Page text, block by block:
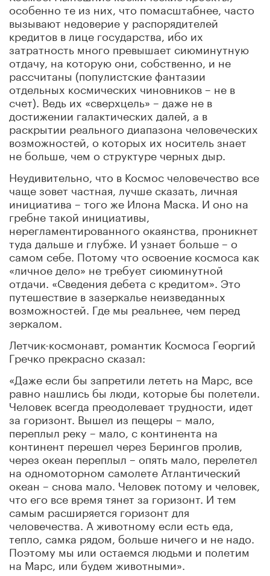
особенно те из них, что помасштабнее, часто
вызывают недоверие у распорядителей
кредитов в лице государства, ибо их
затратность много превышает сиюминутную
отдачу, на которую они, собственно, и не
рассчитаны (популистские фантазии
отдельных космических чиновников – не в
счет). Ведь их «сверхцель» – даже не в
достижении галактических далей, а в
раскрытии реального диапазона человеческих
возможностей, о которых их носитель знает
не больше, чем о структуре черных дыр.
Неудивительно, что в Космос человечество все
чаще зовет частная, лучше сказать, личная
инициатива – того же Илона Маска. И оно на
гребне такой инициативы,
нерегламентированного окаянства, проникнет
туда дальше и глубже. И узнает больше – о
самом себе. Потому что освоение космоса как
«личное дело» не требует сиюминутной
отдачи. «Сведения дебета с кредитом». Это
путешествие в зазеркалье неизведанных
возможностей. Где мы реальнее, чем перед
зеркалом.
Летчик-космонавт, романтик Космоса Георгий
Гречко прекрасно сказал:
«Даже если бы запретили лететь на Марс, все
равно нашлись бы люди, которые бы полетели.
Человек всегда преодолевает трудности, идет
за горизонт. Вышел из пещеры – мало,
переплыл реку – мало, с континента на
континент перешел через Берингов пролив,
через океан переплыл – опять мало, перелетел
на одномоторном самолете Атлантический
океан – снова мало. Человек потому и человек,
что его все время тянет за горизонт. И тем
самым расширяется горизонт для
человечества. А животному если есть еда,
тепло, самка рядом, больше ничего и не надо.
Поэтому мы или остаемся людьми и полетим
на Марс, или будем животными».